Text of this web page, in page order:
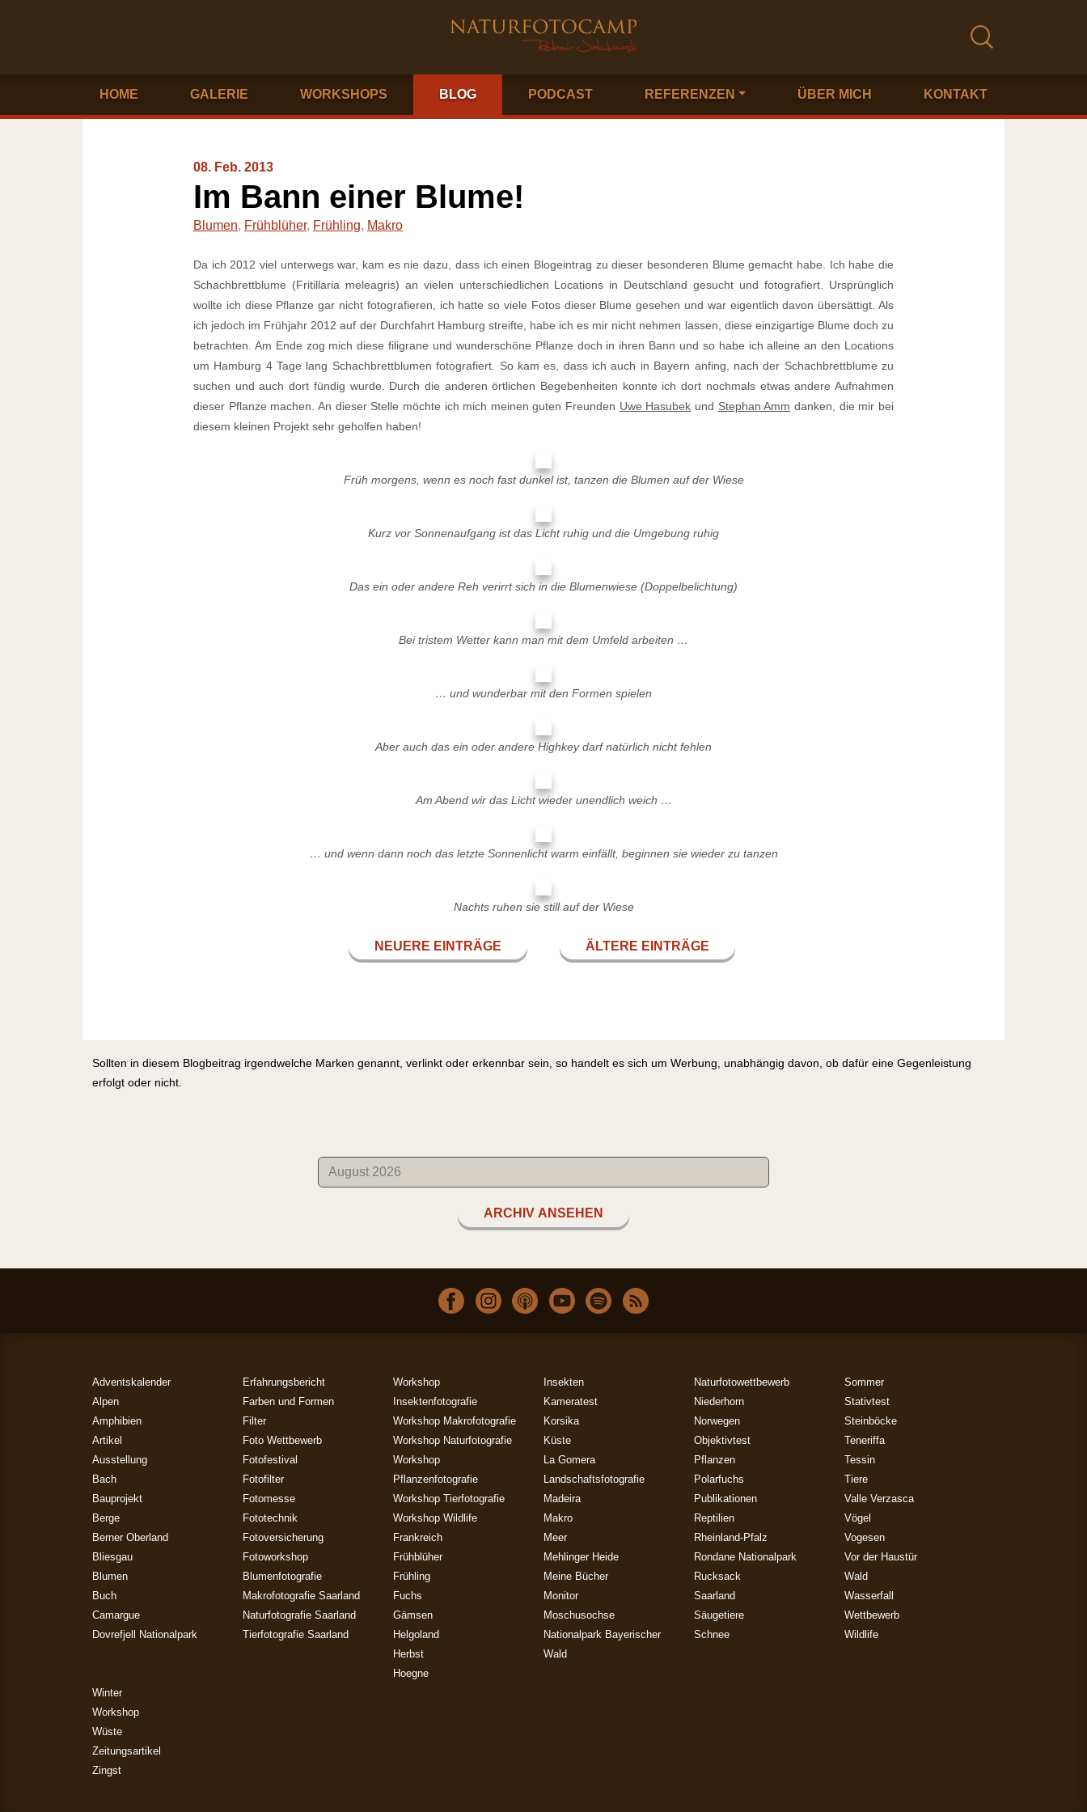
HOME GALERIE WORKSHOPS BLOG PODCAST REFERENZEN ÜBER MICH KONTAKT
08. Feb. 2013
Im Bann einer Blume!
Blumen, Frühblüher, Frühling, Makro
Da ich 2012 viel unterwegs war, kam es nie dazu, dass ich einen Blogeintrag zu dieser besonderen Blume gemacht habe. Ich habe die
Schachbrettblume (Fritillaria meleagris) an vielen unterschiedlichen Locations in Deutschland gesucht und fotografiert. Ursprünglich
wollte ich diese Pflanze gar nicht fotografieren, ich hatte so viele Fotos dieser Blume gesehen und war eigentlich davon übersättigt. Als
ich jedoch im Frühjahr 2012 auf der Durchfahrt Hamburg streifte, habe ich es mir nicht nehmen lassen, diese einzigartige Blume doch zu
betrachten. Am Ende zog mich diese filigrane und wunderschöne Pflanze doch in ihren Bann und so habe ich alleine an den Locations
um Hamburg 4 Tage lang Schachbrettblumen fotografiert. So kam es, dass ich auch in Bayern anfing, nach der Schachbrettblume zu
suchen und auch dort fündig wurde. Durch die anderen örtlichen Begebenheiten konnte ich dort nochmals etwas andere Aufnahmen
dieser Pflanze machen. An dieser Stelle möchte ich mich meinen guten Freunden Uwe Hasubek und Stephan Amm danken, die mir bei
diesem kleinen Projekt sehr geholfen haben!
Früh morgens, wenn es noch fast dunkel ist, tanzen die Blumen auf der Wiese
Kurz vor Sonnenaufgang ist das Licht ruhig und die Umgebung ruhig
Das ein oder andere Reh verirrt sich in die Blumenwiese (Doppelbelichtung)
Bei tristem Wetter kann man mit dem Umfeld arbeiten …
… und wunderbar mit den Formen spielen
Aber auch das ein oder andere Highkey darf natürlich nicht fehlen
Am Abend wir das Licht wieder unendlich weich …
… und wenn dann noch das letzte Sonnenlicht warm einfällt, beginnen sie wieder zu tanzen
Nachts ruhen sie still auf der Wiese
NEUERE EINTRÄGE ÄLTERE EINTRÄGE
Sollten in diesem Blogbeitrag irgendwelche Marken genannt, verlinkt oder erkennbar sein, so handelt es sich um Werbung, unabhängig davon, ob dafür eine Gegenleistung
erfolgt oder nicht.
ARCHIV ANSEHEN
Adventskalender
Alpen
Amphibien
Artikel
Ausstellung
Bach
Bauprojekt
Berge
Berner Oberland
Bliesgau
Blumen
Buch
Camargue
Dovrefjell Nationalpark
Erfahrungsbericht
Farben und Formen
Filter
Foto Wettbewerb
Fotofestival
Fotofilter
Fotomesse
Fototechnik
Fotoversicherung
Fotoworkshop
Blumenfotografie
Makrofotografie Saarland
Naturfotografie Saarland
Tierfotografie Saarland
Workshop
Insektenfotografie
Workshop Makrofotografie
Workshop Naturfotografie
Workshop
Pflanzenfotografie
Workshop Tierfotografie
Workshop Wildlife
Frankreich
Frühblüher
Frühling
Fuchs
Gämsen
Helgoland
Herbst
Hoegne
Insekten
Kameratest
Korsika
Küste
La Gomera
Landschaftsfotografie
Madeira
Makro
Meer
Mehlinger Heide
Meine Bücher
Monitor
Moschusochse
Nationalpark Bayerischer
Wald
Naturfotowettbewerb
Niederhorn
Norwegen
Objektivtest
Pflanzen
Polarfuchs
Publikationen
Reptilien
Rheinland-Pfalz
Rondane Nationalpark
Rucksack
Saarland
Säugetiere
Schnee
Sommer
Stativtest
Steinböcke
Teneriffa
Tessin
Tiere
Valle Verzasca
Vögel
Vogesen
Vor der Haustür
Wald
Wasserfall
Wettbewerb
Wildlife
Winter
Workshop
Wüste
Zeitungsartikel
Zingst